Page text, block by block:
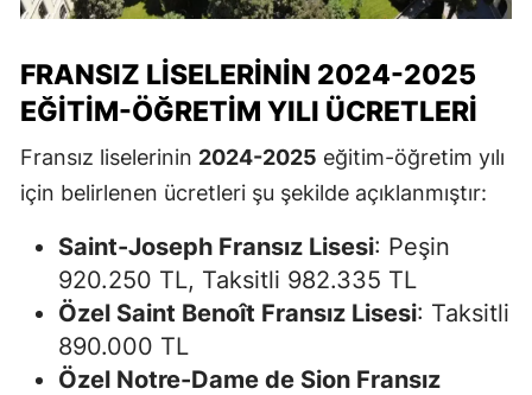
FRANSIZ LISELERININ 2024-2025
EĞITIM-ÖĞRETIM YILI ÜCRETLERI
Fransız liselerinin 2024-2025 eğitim-öğretim yılı
için belirlenen ücretleri şu şekilde açıklanmıştır:
Saint-Joseph Fransız Lisesi: Peşin
920.250 TL, Taksitli 982.335 TL
Özel Saint Benoît Fransız Lisesi: Taksitli
890.000 TL
Özel Notre-Dame de Sion Fransız